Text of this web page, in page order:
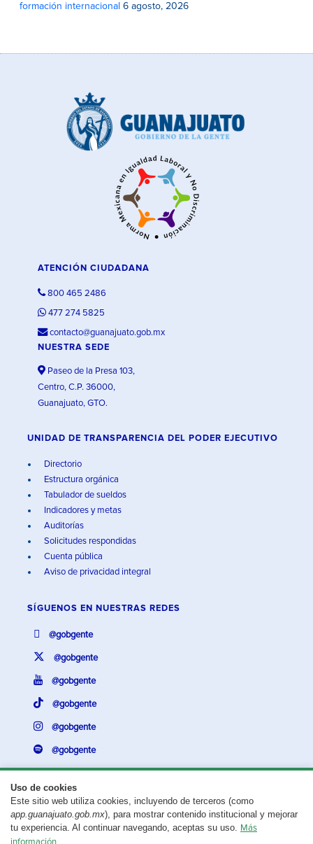
formación internacional 6 agosto, 2026
Uso de cookies
Este sitio web utiliza cookies, incluyendo de terceros (como
app.guanajuato.gob.mx), para mostrar contenido institucional y mejorar
tu experiencia. Al continuar navegando, aceptas su uso. Más
ATENCIÓN CIUDADANA
800 465 2486
477 274 5825
contacto@guanajuato.gob.mx
NUESTRA SEDE
Paseo de la Presa 103,
Centro, C.P. 36000,
Guanajuato, GTO.
UNIDAD DE TRANSPARENCIA DEL PODER EJECUTIVO
Directorio
Estructura orgánica
Tabulador de sueldos
Indicadores y metas
Auditorías
Solicitudes respondidas
Cuenta pública
Aviso de privacidad integral
SÍGUENOS EN NUESTRAS REDES
@gobgente
@gobgente
@gobgente
@gobgente
@gobgente
@gobgente
¿Existe algún problema con esta página?Repórtalo aquí.
Aviso legal